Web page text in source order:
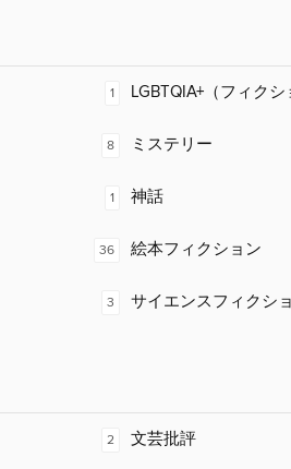
1 LGBTQIA+（フィクシ
8 ミステリー
1 神話
36 絵本フィクション
3 サイエンスフィクシ
2 文芸批評